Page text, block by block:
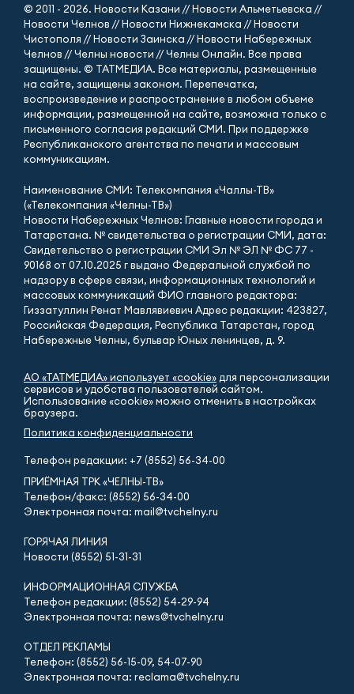
© 2011 - 2026. Новости Казани // Новости Альметьевска //
Новости Челнов // Новости Нижнекамска // Новости
Чистополя // Новости Заинска // Новости Набережных
Челнов // Челны новости // Челны Онлайн. Все права
защищены. © ТАТМЕДИА. Все материалы, размещенные
на сайте, защищены законом. Перепечатка,
воспроизведение и распространение в любом объеме
информации, размещенной на сайте, возможна только с
письменного согласия редакций СМИ. При поддержке
Республиканского агентства по печати и массовым
коммуникациям.
Наименование СМИ: Телекомпания «Чаллы-ТВ»
(«Телекомпания «Челны-ТВ»)
Новости Набережных Челнов: Главные новости города и
Татарстана. № свидетельства о регистрации СМИ, дата:
Свидетельство о регистрации СМИ Эл № ЭЛ № ФС 77 -
90168 от 07.10.2025 г выдано Федеральной службой по
надзору в сфере связи, информационных технологий и
массовых коммуникаций ФИО главного редактора:
Гиззатуллин Ренат Мавлявиевич Адрес редакции: 423827,
Российская Федерация, Республика Татарстан, город
Набережные Челны, бульвар Юных ленинцев, д. 9.
АО «ТАТМЕДИА» использует «cookie» для персонализации
сервисов и удобства пользователей сайтом.
Использование «cookie» можно отменить в настройках
браузера.
Политика конфиденциальности
Телефон редакции: +7 (8552) 56-34-00
ПРИЁМНАЯ ТРК «ЧЕЛНЫ-ТВ»
Телефон/факс: (8552) 56-34-00
Электронная почта: mail@tvchelny.ru
ГОРЯЧАЯ ЛИНИЯ
Новости (8552) 51-31-31
ИНФОРМАЦИОННАЯ СЛУЖБА
Телефон редакции: (8552) 54-29-94
Электронная почта: news@tvchelny.ru
ОТДЕЛ РЕКЛАМЫ
Телефон: (8552) 56-15-09, 54-07-90
Электронная почта: reclama@tvchelny.ru